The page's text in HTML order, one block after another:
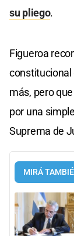
su pliego.
Figueroa
constitucional
más, pero
por una
Suprema de
MIRÁ